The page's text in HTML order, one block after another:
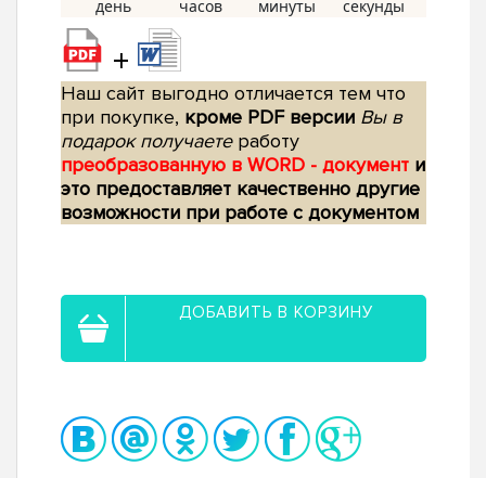
+
Наш сайт выгодно отличается тем что
при покупке, кроме PDF версии Вы в
подарок получаетеработу
преобразованную в WORD - документ и
это предоставляет качественно другие
возможности при работе с документом
ДОБАВИТЬ В КОРЗИНУ